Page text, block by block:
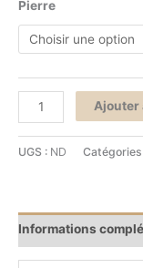
Pierre
Ajouter
UGS : ND Catégories
Informations